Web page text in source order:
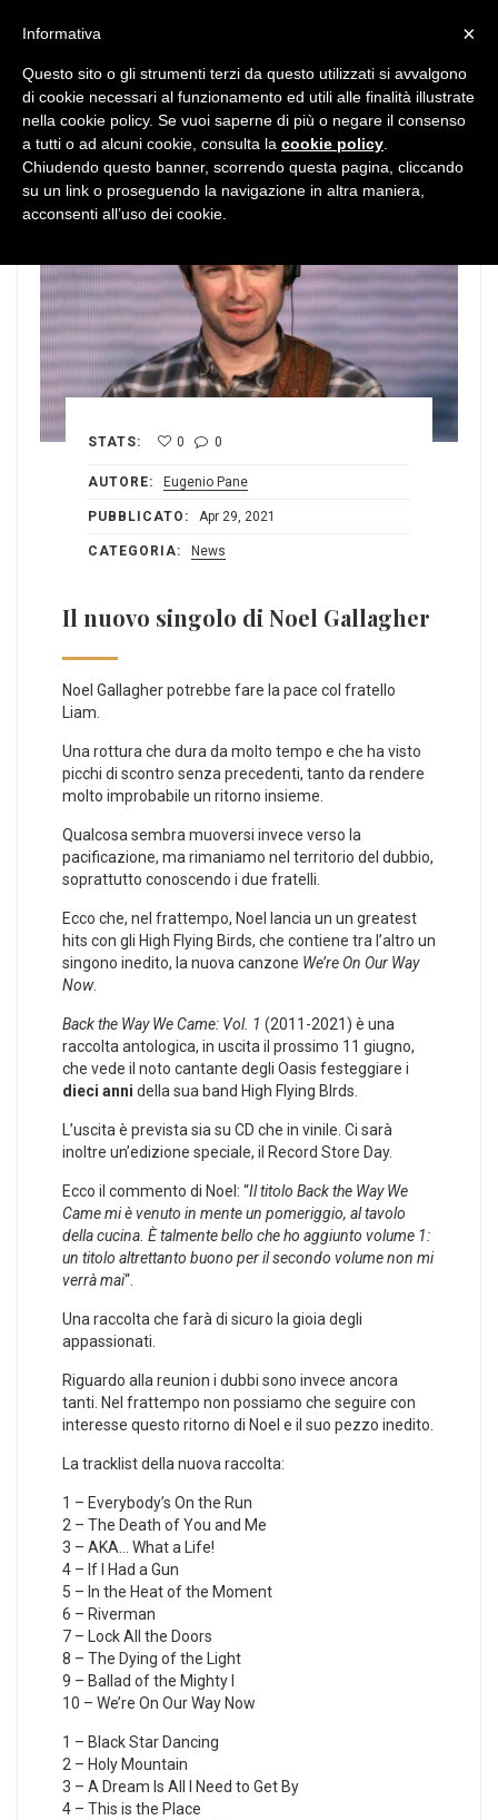
STATS: 0 0
AUTORE: Eugenio Pane
PUBBLICATO: Apr 29, 2021
CATEGORIA: News
Il nuovo singolo di Noel Gallagher
Noel Gallagher potrebbe fare la pace col fratello
Liam.
Una rottura che dura da molto tempo e che ha visto
picchi di scontro senza precedenti, tanto da rendere
molto improbabile un ritorno insieme.
Qualcosa sembra muoversi invece verso la
pacificazione, ma rimaniamo nel territorio del dubbio,
soprattutto conoscendo i due fratelli.
Ecco che, nel frattempo, Noel lancia un un greatest
hits con gli High Flying Birds, che contiene tra l’altro un
singono inedito, la nuova canzone We’re On Our Way
Now.
Back the Way We Came: Vol. 1 (2011-2021) è una
raccolta antologica, in uscita il prossimo 11 giugno,
che vede il noto cantante degli Oasis festeggiare i
dieci anni della sua band High Flying BIrds.
L’uscita è prevista sia su CD che in vinile. Ci sarà
inoltre un’edizione speciale, il Record Store Day.
Ecco il commento di Noel: “Il titolo Back the Way We
Came mi è venuto in mente un pomeriggio, al tavolo
della cucina. È talmente bello che ho aggiunto volume 1:
un titolo altrettanto buono per il secondo volume non mi
verrà mai“.
Una raccolta che farà di sicuro la gioia degli
appassionati.
Riguardo alla reunion i dubbi sono invece ancora
tanti. Nel frattempo non possiamo che seguire con
interesse questo ritorno di Noel e il suo pezzo inedito.
La tracklist della nuova raccolta:
1 – Everybody’s On the Run
2 – The Death of You and Me
3 – AKA… What a Life!
4 – If I Had a Gun
5 – In the Heat of the Moment
6 – Riverman
7 – Lock All the Doors
8 – The Dying of the Light
9 – Ballad of the Mighty I
10 – We’re On Our Way Now
1 – Black Star Dancing
2 – Holy Mountain
3 – A Dream Is All I Need to Get By
4 – This is the Place
×
Informativa
Questo sito o gli strumenti terzi da questo utilizzati si avvalgono
di cookie necessari al funzionamento ed utili alle finalità illustrate
nella cookie policy. Se vuoi saperne di più o negare il consenso
a tutti o ad alcuni cookie, consulta la cookie policy
Chiudendo questo banner, scorrendo questa pagina, cliccando
su un link o proseguendo la navigazione in altra maniera,
acconsenti all’uso dei cookie.